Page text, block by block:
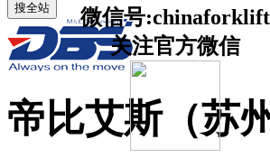
微信号:chinaforklift
关注官方微信
搜全站
帝比艾斯（苏